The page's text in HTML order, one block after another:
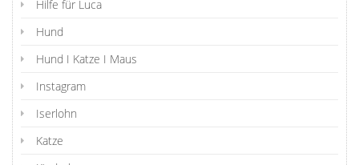
Hilfe für Luca
Hund
Hund I Katze I Maus
Instagram
Iserlohn
Katze